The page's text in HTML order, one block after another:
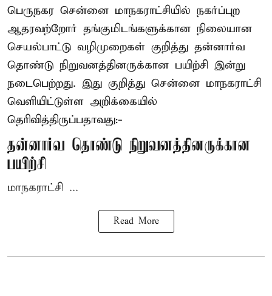
பெருநகர சென்னை மாநகராட்சியில் நகர்ப்புற
ஆதரவற்றோர் தங்குமிடங்களுக்கான நிலையான
செயல்பாட்டு வழிமுறைகள் குறித்து தன்னார்வ
தொண்டு நிறுவனத்தினருக்கான பயிற்சி இன்று
நடைபெற்றது. இது குறித்து சென்னை மாநகராட்சி
வெளியிட்டுள்ள அறிக்கையில்
தெரிவித்திருப்பதாவது:-
தன்னார்வ தொண்டு நிறுவனத்தினருக்கான
பயிற்சி
மாநகராட்சி ...
Read More